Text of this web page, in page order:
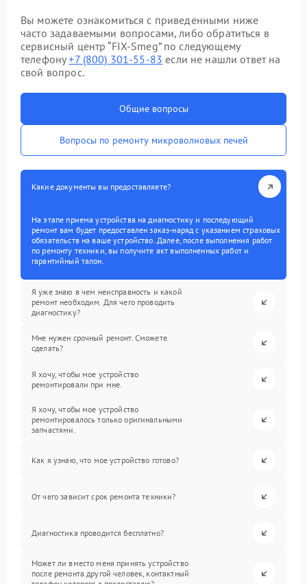
Вы можете ознакомиться с приведенными ниже
часто задаваемыми вопросами, либо обратиться в
сервисный центр “FIX-Smeg” по следующему
телефону+7 (800) 301-55-83 если не нашли ответ на
свой вопрос.
Общие вопросы
Вопросы по ремонту микроволновых печей
Какие документы вы предоставляете?
На этапе приема устройства на диагностику и последующий
ремонт вам будет предоставлен заказ-наряд с указанием страховых
обязательств на ваше устройство. Далее, после выполнения работ
по ремонту техники, вы получите акт выполненных работ и
гарантийный талон.
Я уже знаю в чем неисправность и какой
ремонт необходим. Для чего проводить
диагностику?
Мне нужен срочный ремонт. Сможете
сделать?
Я хочу, чтобы мое устройство
ремонтировали при мне.
Я хочу, чтобы мое устройство
ремонтировалось только оригинальными
запчастями.
Как я узнаю, что мое устройство готово?
От чего зависит срок ремонта техники?
Диагностика проводится бесплатно?
Может ли вместо меня принять устройство
после ремонта другой человек, контактный